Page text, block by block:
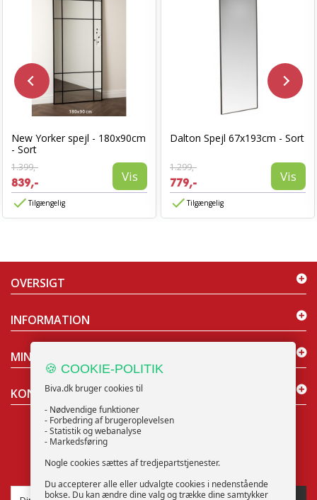
New Yorker spejl - 180x90cm
- Sort
1.399,-
839,- Vis
Tilgængelig
Dalton Spejl 67x193cm - Sort
1.299,-
779,- Vis
Tilgængelig
OVERSIGT
INFORMATION
MIN KONTO
KONTAKT OS
NYHEDSBREV
🍪 COOKIE-POLITIK
Biva.dk bruger cookies til
- Nødvendige funktioner
- Forbedring af brugeroplevelsen
- Statistik og webanalyse
- Markedsføring
Nogle cookies sættes af tredjepartstjenester.
Du accepterer alle eller udvalgte cookies i nedenstående
bokse. Du kan ændre dine valg og trække dine samtykker